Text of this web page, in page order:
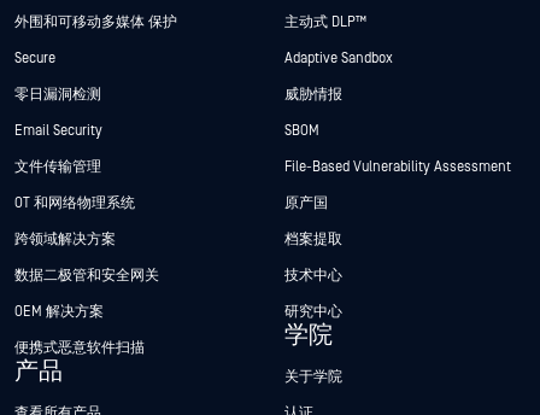
外围和可移动多媒体 保护
Secure
零日漏洞检测
Email Security
文件传输管理
OT 和网络物理系统
跨领域解决方案
数据二极管和安全网关
OEM 解决方案
便携式恶意软件扫描
产品
主动式 DLP™
Adaptive Sandbox
威胁情报
SBOM
File-Based Vulnerability Assessment
原产国
档案提取
技术中心
研究中心
学院
关于学院